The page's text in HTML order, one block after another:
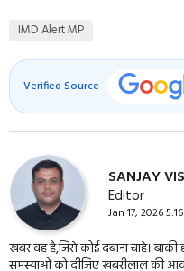
IMD Alert MP
Verified Source
SANJAY
Editor
Jan 17, 2026
खबर वह है,जिसे कोई दबाना चाहे। बाकी
समस्याओं को दीजिए खबरीलाल की